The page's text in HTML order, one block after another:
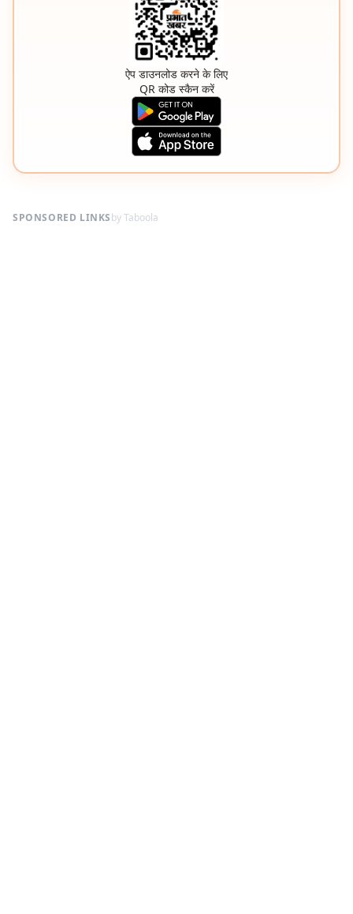
ऐप डाउनलोड करने के लिए
QR कोड स्कैन करें
SPONSORED LINKSby Taboola